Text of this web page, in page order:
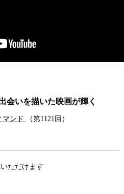
会いを描いた映画が輝く
マンド （第1121回）
ただけます